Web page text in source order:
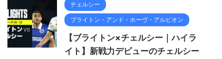
チェルシー
ブライトン・アンド・ホーヴ・アルビオン
【ブライトン×チェルシー｜ハイラ
イト】新戦力デビューのチェルシー